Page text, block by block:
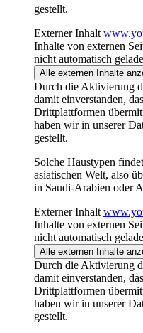
gestellt.
Externer Inhalt
Inhalte von externen
nicht automatisch
Alle externen Inhalte
Durch die Aktivierung
damit einverstanden,
Drittplattformen
haben wir in unserer
gestellt.
Solche Haustypen
asiatischen Welt, also
in Saudi-Arabien oder
Externer Inhalt
Inhalte von externen
nicht automatisch
Alle externen Inhalte
Durch die Aktivierung
damit einverstanden,
Drittplattformen
haben wir in unserer
gestellt.